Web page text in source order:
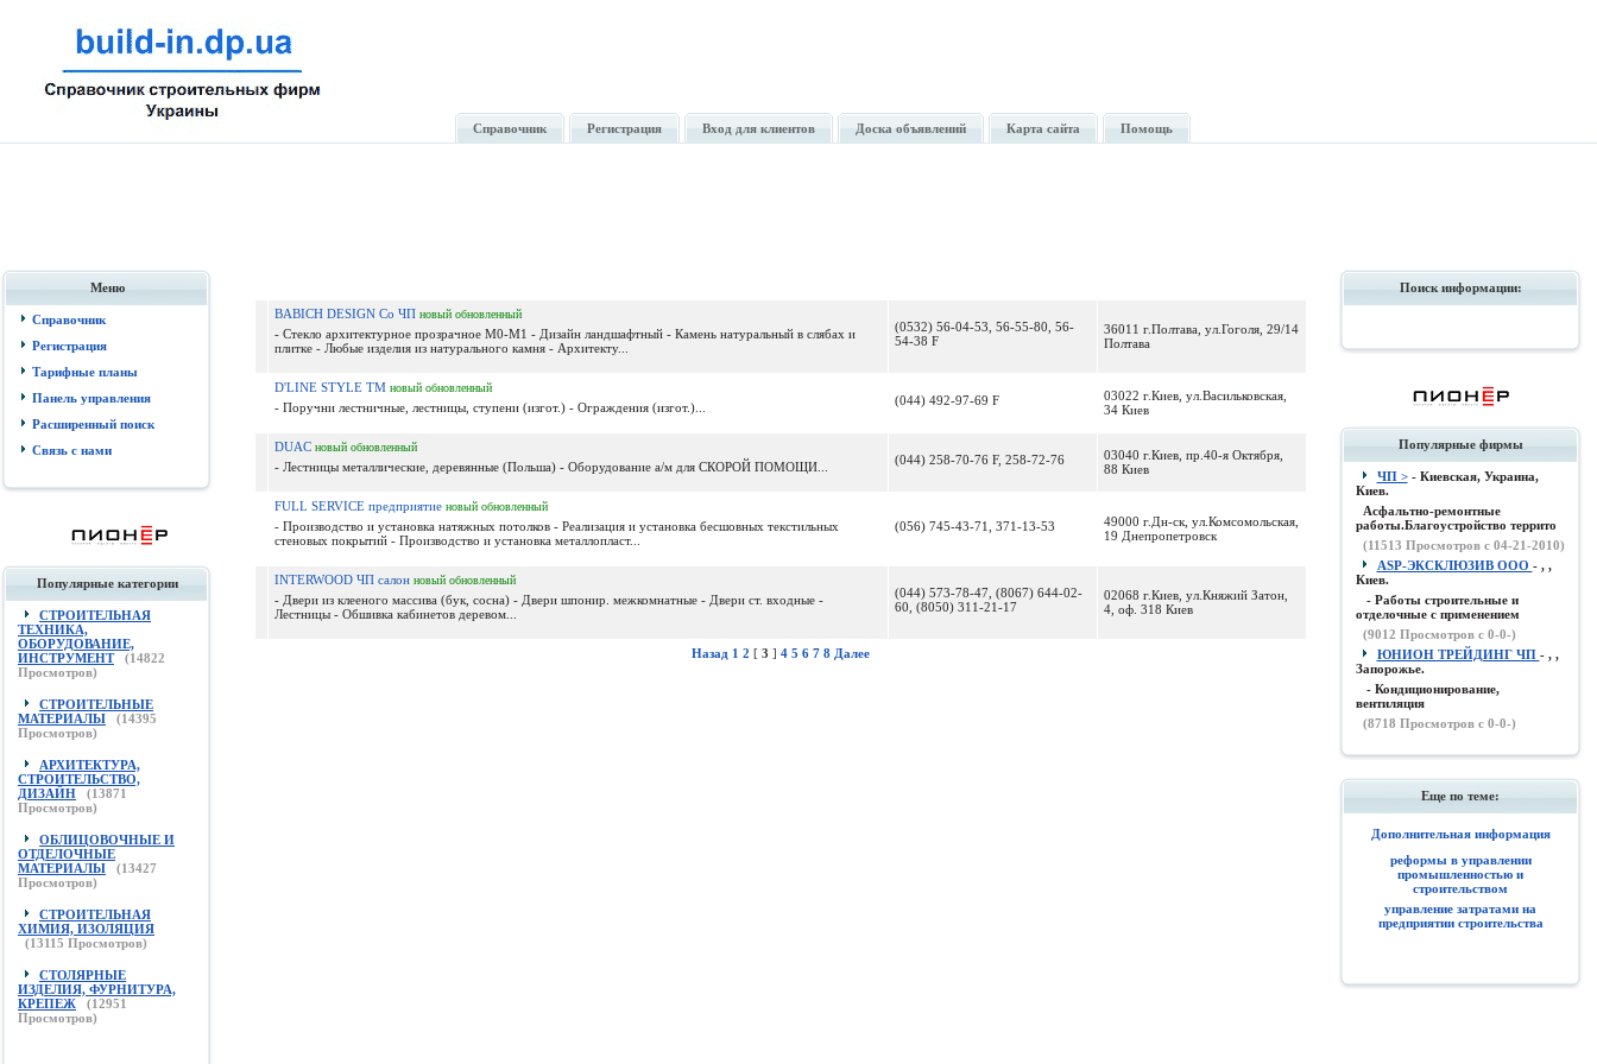
Справочник Регистрация Вход для клиентов Доска объявлений Карта сайта Помощь
Меню
Справочник
Регистрация
Тарифные планы
Панель управления
Расширенный поиск
Связь с нами
Популярные категории
СТРОИТЕЛЬНАЯ
ТЕХНИКА,
ОБОРУДОВАНИЕ,
ИНСТРУМЕНТ
(14822
Просмотров)
СТРОИТЕЛЬНЫЕ
МАТЕРИАЛЫ
(14395
Просмотров)
АРХИТЕКТУРА,
СТРОИТЕЛЬСТВО,
ДИЗАЙН
(13871
Просмотров)
ОБЛИЦОВОЧНЫЕ И
ОТДЕЛОЧНЫЕ
МАТЕРИАЛЫ
(13427
Просмотров)
СТРОИТЕЛЬНАЯ
ХИМИЯ, ИЗОЛЯЦИЯ
(13115 Просмотров)
СТОЛЯРНЫЕ
ИЗДЕЛИЯ, ФУРНИТУРА,
КРЕПЕЖ
(12951
Просмотров)
BABICH DESIGN Co ЧП новый обновленный
- Стекло архитектурное прозрачное М0-М1 - Дизайн ландшафтный - Камень натуральный в слябах и
плитке - Любые изделия из натурального камня - Архитекту...
(0532) 56-04-53, 56-55-80, 56-
54-38 F
36011 г.Полтава, ул.Гоголя, 29/14
Полтава
D'LINE STYLE ТМ новый обновленный
- Поручни лестничные, лестницы, ступени (изгот.) - Ограждения (изгот.)... (044) 492-97-69 F
03022 г.Киев, ул.Васильковская,
34 Киев
DUAC новый обновленный
- Лестницы металлические, деревянные (Польша) - Оборудование а/м для СКОРОЙ ПОМОЩИ... (044) 258-70-76 F, 258-72-76
03040 г.Киев, пр.40-я Октября,
88 Киев
FULL SERVICE предприятие новый обновленный
- Производство и установка натяжных потолков - Реализация и установка бесшовных текстильных
стеновых покрытий - Производство и установка металлопласт...
(056) 745-43-71, 371-13-53
49000 г.Дн-ск, ул.Комсомольская,
19 Днепропетровск
INTERWOOD ЧП салон новый обновленный
- Двери из клееного массива (бук, сосна) - Двери шпонир. межкомнатные - Двери ст. входные -
Лестницы - Обшивка кабинетов деревом...
(044) 573-78-47, (8067) 644-02-
60, (8050) 311-21-17
02068 г.Киев, ул.Княжий Затон,
4, оф. 318 Киев
Назад 1 2 [ 3 ] 4 5 6 7 8 Далее
Поиск информации:
Популярные фирмы
ЧП >- Киевская, Украина,
Киев.
Асфальтно-ремонтные
работы.Благоустройство террито
(11513 Просмотров с 04-21-2010)
ASP-ЭКСКЛЮЗИВ ООО - , ,
Киев.
- Работы строительные и
отделочные с применением
(9012 Просмотров с 0-0-)
ЮНИОН ТРЕЙДИНГ ЧП - , ,
Запорожье.
- Кондиционирование,
вентиляция
(8718 Просмотров с 0-0-)
Еще по теме:
Дополнительная информация
реформы в управлении
промышленностью и
строительством
управление затратами на
предприятии строительства